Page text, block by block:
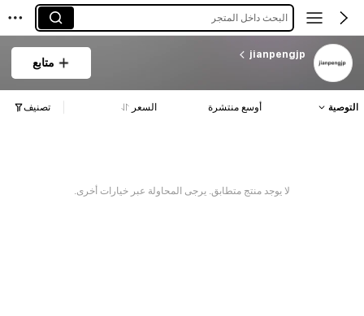
البحث داخل المتجر
jianpengjp
متابع
التوصية أوسع منتشرة السعر تصنيف
لا يوجد منتج متطابق. يرجى المحاولة عبر خيارات أخرى.